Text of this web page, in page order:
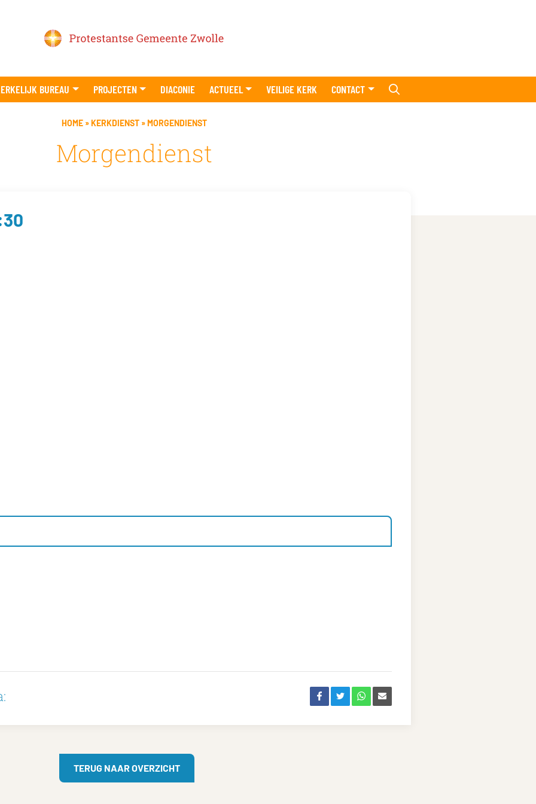
BUREAU PROJECTEN DIACONIE ACTUEEL VEILIGE KERK CONTACT
HOME»KERKDIENST»MORGENDIENST
Morgendienst
TERUG NAAR OVERZICHT